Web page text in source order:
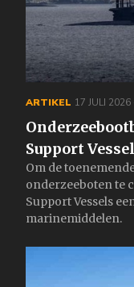
ARTIKEL 17 JULI 2026
Support
Om de
onderzeeboten te
Support Vessels
marinemiddelen.